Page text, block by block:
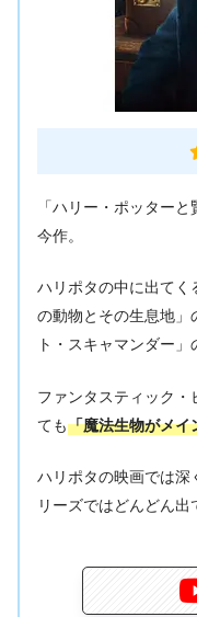
「ハリー・ポッター
今作。
ハリポタの中に出て
の動物とその生息地
ト・スキャマンダー」
ファンタスティック
ても「魔法生物がメイ
ハリポタの映画では
リーズではどんどん